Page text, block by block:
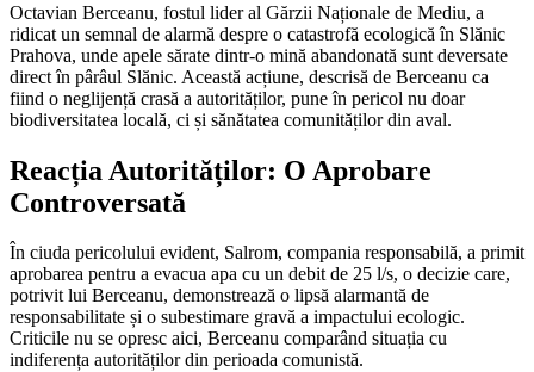
Octavian Berceanu, fostul lider al Gărzii Naționale de Mediu, a
ridicat un semnal de alarmă despre o catastrofă ecologică în Slănic
Prahova, unde apele sărate dintr-o mină abandonată sunt deversate
direct în pârâul Slănic. Această acțiune, descrisă de Berceanu ca
fiind o neglijență crasă a autorităților, pune în pericol nu doar
biodiversitatea locală, ci și sănătatea comunităților din aval.
Reacția Autorităților: O Aprobare
Controversată
În ciuda pericolului evident, Salrom, compania responsabilă, a primit
aprobarea pentru a evacua apa cu un debit de 25 l/s, o decizie care,
potrivit lui Berceanu, demonstrează o lipsă alarmantă de
responsabilitate și o subestimare gravă a impactului ecologic.
Criticile nu se opresc aici, Berceanu comparând situația cu
indiferența autorităților din perioada comunistă.